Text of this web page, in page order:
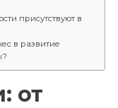
присутствуют в
в развитие
от